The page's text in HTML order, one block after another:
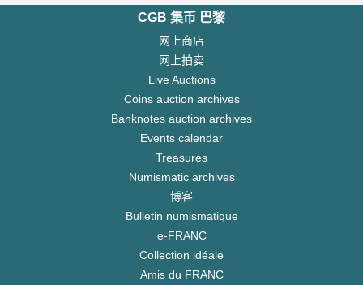
CGB 集币 巴黎
网上商店
网上拍卖
Live Auctions
Coins auction archives
Banknotes auction archives
Events calendar
Treasures
Numismatic archives
博客
Bulletin numismatique
e-FRANC
Collection idéale
Amis du FRANC